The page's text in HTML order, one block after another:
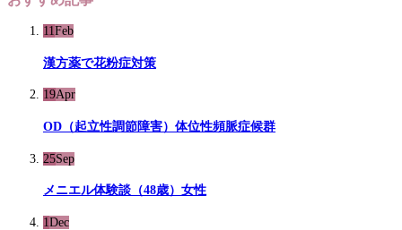
11Feb
漢方薬で花粉症対策
19Apr
OD（起立性調節障害）体位性頻脈症候群
25Sep
メニエル体験談（48歳）女性
1 Dec